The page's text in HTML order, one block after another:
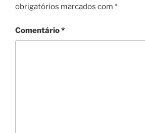
obrigatórios marcados com *
Comentário*